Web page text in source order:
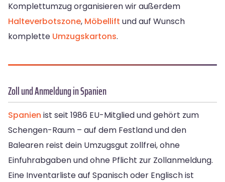
Komplettumzug organisieren wir außerdem
Halteverbotszone, Möbellift und auf Wunsch
komplette Umzugskartons.
Zoll und Anmeldung in Spanien
Spanien ist seit 1986 EU-Mitglied und gehört zum
Schengen-Raum – auf dem Festland und den
Balearen reist dein Umzugsgut zollfrei, ohne
Einfuhrabgaben und ohne Pflicht zur Zollanmeldung.
Eine Inventarliste auf Spanisch oder Englisch ist